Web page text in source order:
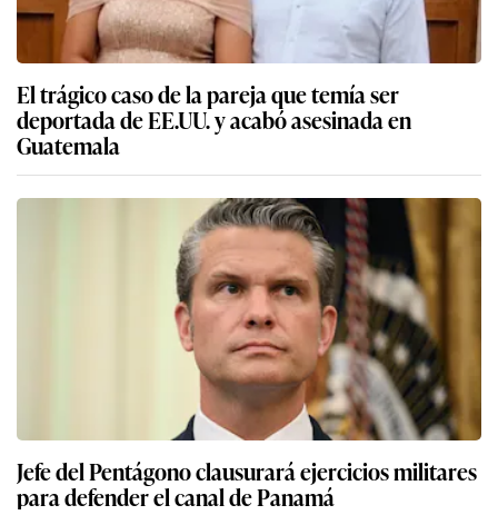
El trágico caso de la pareja que temía ser
deportada de EE.UU. y acabó asesinada en
Guatemala
Jefe del Pentágono clausurará ejercicios militares
para defender el canal de Panamá